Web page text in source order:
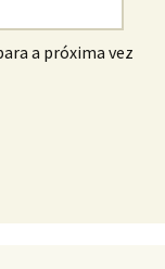
a próxima vez